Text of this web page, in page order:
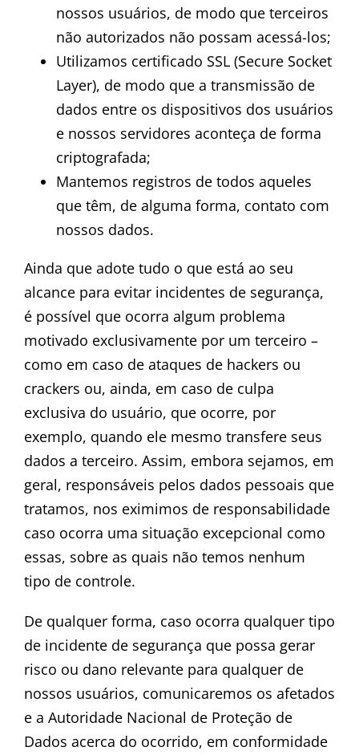
nossos usuários, de modo que terceiros
não autorizados não possam acessá-los;
Utilizamos certificado SSL (Secure Socket
Layer), de modo que a transmissão de
dados entre os dispositivos dos usuários
e nossos servidores aconteça de forma
criptografada;
Mantemos registros de todos aqueles
que têm, de alguma forma, contato com
nossos dados.
Ainda que adote tudo o que está ao seu
alcance para evitar incidentes de segurança,
é possível que ocorra algum problema
motivado exclusivamente por um terceiro –
como em caso de ataques de hackers ou
crackers ou, ainda, em caso de culpa
exclusiva do usuário, que ocorre, por
exemplo, quando ele mesmo transfere seus
dados a terceiro. Assim, embora sejamos, em
geral, responsáveis pelos dados pessoais que
tratamos, nos eximimos de responsabilidade
caso ocorra uma situação excepcional como
essas, sobre as quais não temos nenhum
tipo de controle.
De qualquer forma, caso ocorra qualquer tipo
de incidente de segurança que possa gerar
risco ou dano relevante para qualquer de
nossos usuários, comunicaremos os afetados
e a Autoridade Nacional de Proteção de
Dados acerca do ocorrido, em conformidade